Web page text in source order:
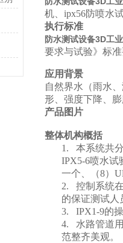
机、ipx56防喷水
执行标准
防水测试设备3D工
要求与试验》标
应用背景
自然界水（雨水
形、强度下降、
产品图片
整体机构概括
1. 本系统共
IPX5-6喷水试
一个、（8）
2. 控制系统
的保证测试人
3. IPX1-9的
4. 水路管道
范整齐美观。